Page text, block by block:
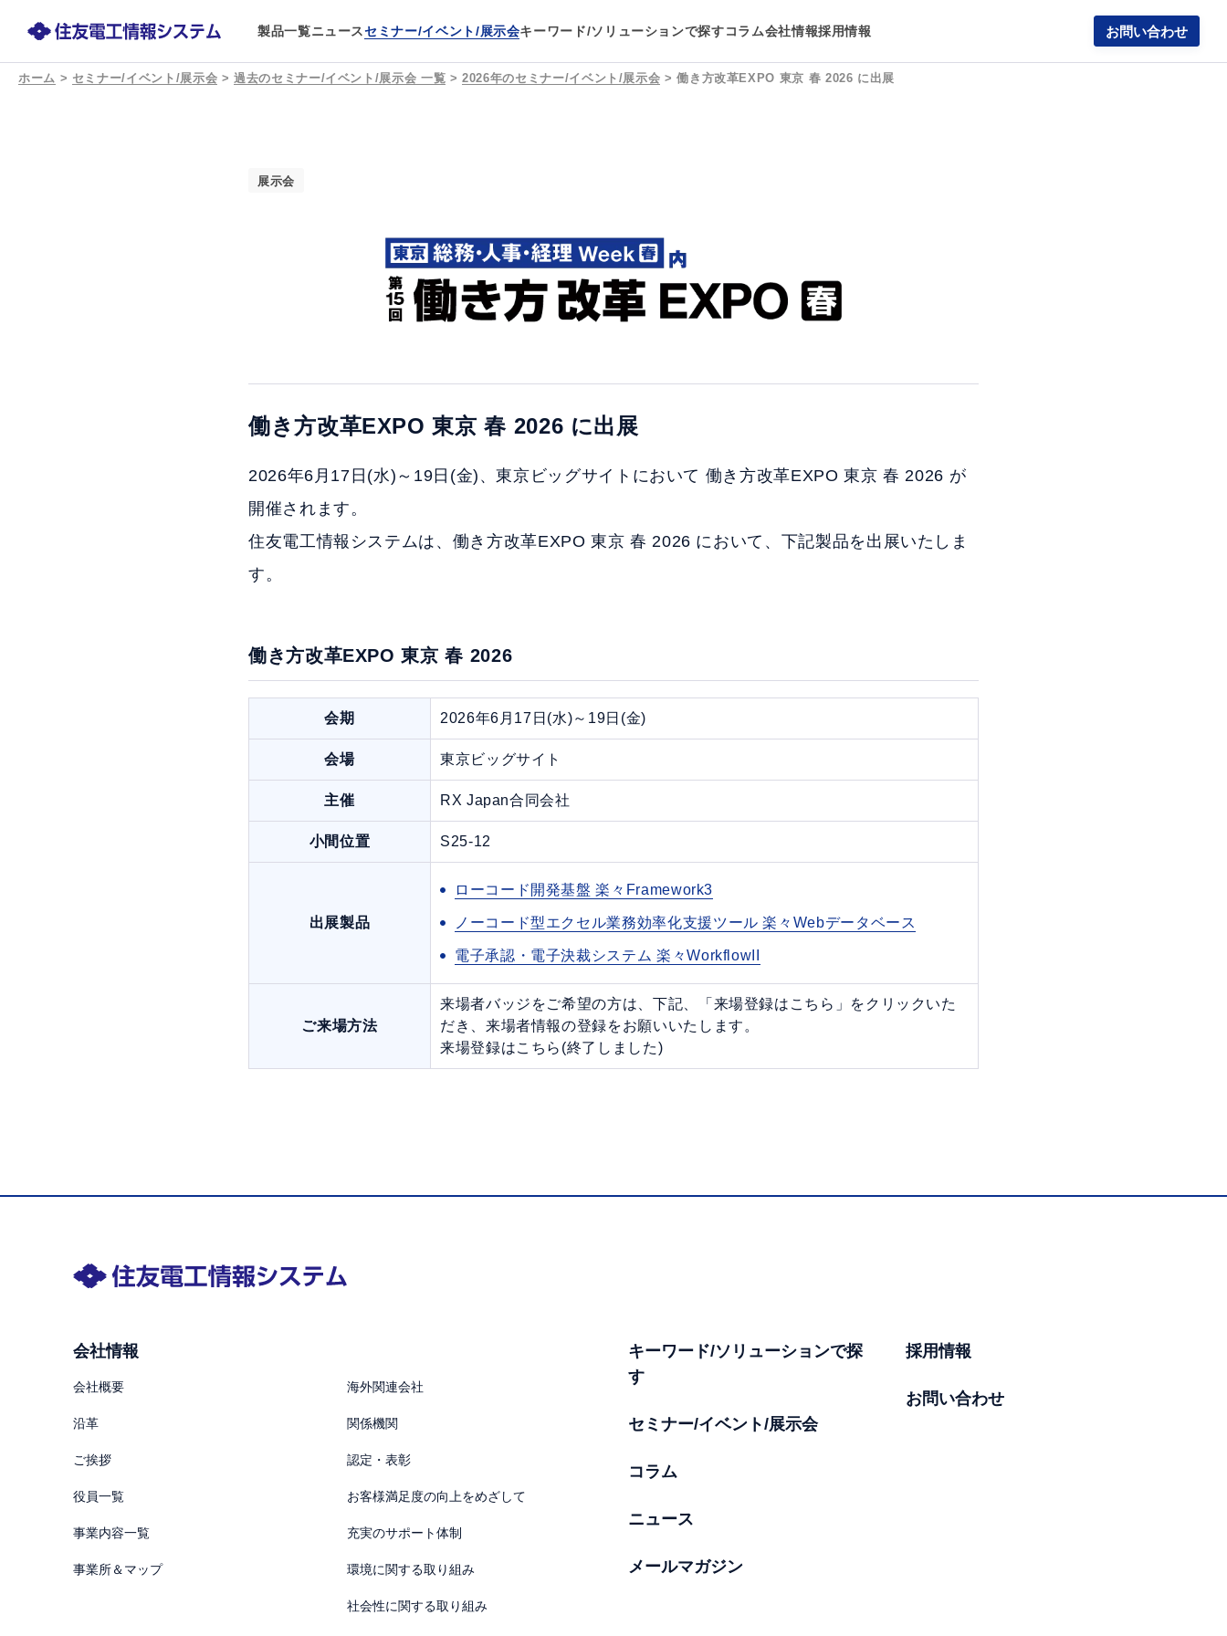
製品一覧ニュースセミナー/イベント/展示会キーワード/ソリューションで探すコラム会社情報採用情報 お問い合わせ
ホーム > セミナー/イベント/展示会 >過去のセミナー/イベント/展示会 一覧 >2026年のセミナー/イベント/展示会 >働き方改革EXPO 東京 春 2026 に出展
展示会
働き方改革EXPO 東京 春 2026 に出展
2026年6月17日(水)～19日(金)、東京ビッグサイトにおいて 働き方改革EXPO 東京 春 2026 が
開催されます。
住友電工情報システムは、働き方改革EXPO 東京 春 2026 において、下記製品を出展いたしま
す。
働き方改革EXPO 東京 春 2026
会期 2026年6月17日(水)～19日(金)
会場 東京ビッグサイト
主催 RX Japan合同会社
小間位置 S25-12
出展製品
ローコード開発基盤 楽々Framework3
ノーコード型エクセル業務効率化支援ツール 楽々Webデータベース
電子承認・電子決裁システム 楽々WorkflowII
ご来場方法
来場者バッジをご希望の方は、下記、「来場登録はこちら」をクリックいた
だき、来場者情報の登録をお願いいたします。
来場登録はこちら(終了しました)
会社情報
会社概要
沿革
ご挨拶
役員一覧
事業内容一覧
事業所＆マップ
海外関連会社
関係機関
認定・表彰
お客様満足度の向上をめざして
充実のサポート体制
環境に関する取り組み
社会性に関する取り組み
キーワード/ソリューションで探
す
セミナー/イベント/展示会
コラム
ニュース
メールマガジン
採用情報
お問い合わせ